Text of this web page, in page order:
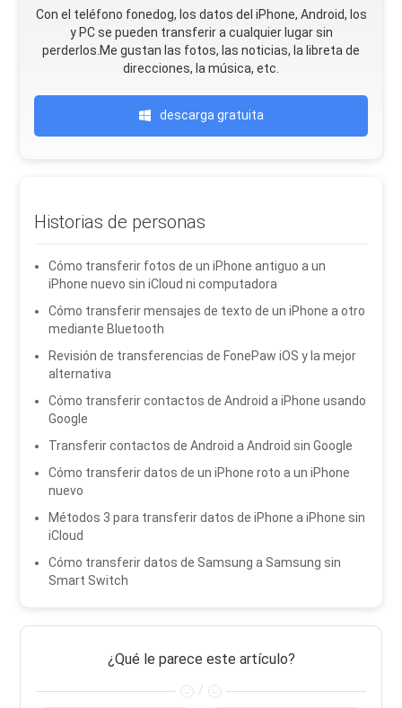
Con el teléfono fonedog, los datos del iPhone, Android, Ios
y PC se pueden transferir a cualquier lugar sin
perderlos.Me gustan las fotos, las noticias, la libreta de
direcciones, la música, etc.
descarga gratuita
Historias de personas
Cómo transferir fotos de un iPhone antiguo a un
iPhone nuevo sin iCloud ni computadora
Cómo transferir mensajes de texto de un iPhone a otro
mediante Bluetooth
Revisión de transferencias de FonePaw iOS y la mejor
alternativa
Cómo transferir contactos de Android a iPhone usando
Google
Transferir contactos de Android a Android sin Google
Cómo transferir datos de un iPhone roto a un iPhone
nuevo
Métodos 3 para transferir datos de iPhone a iPhone sin
iCloud
Cómo transferir datos de Samsung a Samsung sin
Smart Switch
¿Qué le parece este artículo?
/